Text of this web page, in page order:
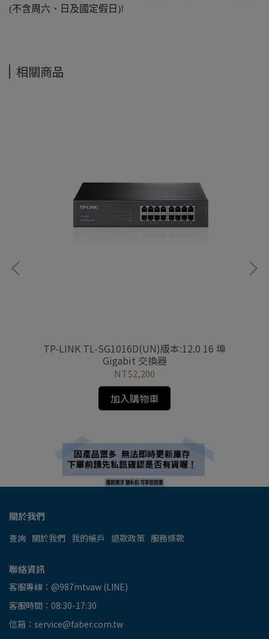
(不含周六、日及國定假日)!
相關商品
TP-LINK TL-SG1016D(UN)版本:12.0 16 埠
Gigabit 交換器
NT$2,200
加入購物車
關於我們
查詢 關於我們 我的帳戶 退款政策 服務條款
聯絡資訊
客服專線：@987mtvaw (LINE)
客服時間：08:30-17:30
信箱：service@faber.com.tw